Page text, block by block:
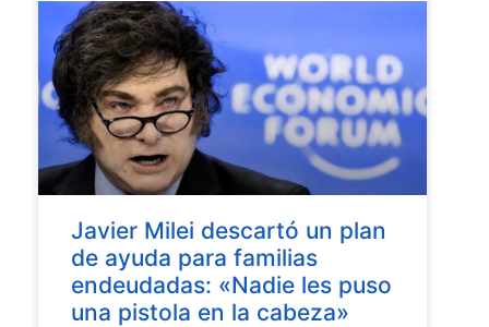
Javier Milei descartó un plan
de ayuda para familias
endeudadas: «Nadie les puso
una pistola en la cabeza»